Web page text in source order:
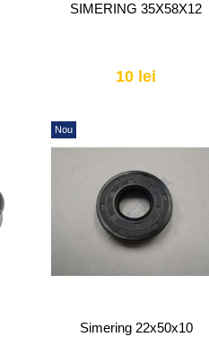
SIMERING 35X58X12
10 lei
Nou
Simering 22x50x10